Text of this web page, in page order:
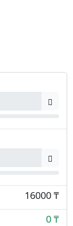
16000 ₸
0 ₸